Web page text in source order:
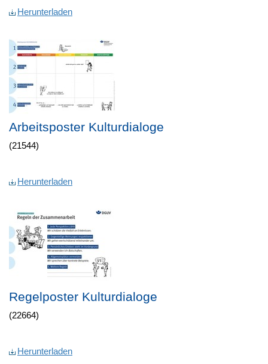
Herunterladen
Arbeitsposter Kulturdialoge
(21544)
Herunterladen
Regelposter Kulturdialoge
(22664)
Herunterladen